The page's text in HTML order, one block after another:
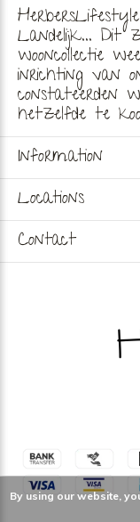
Landelijk... Dit
wooncollectie
inrichting van
constateerden
hetzelfde te
Information
Locations
Contact
By using our website,